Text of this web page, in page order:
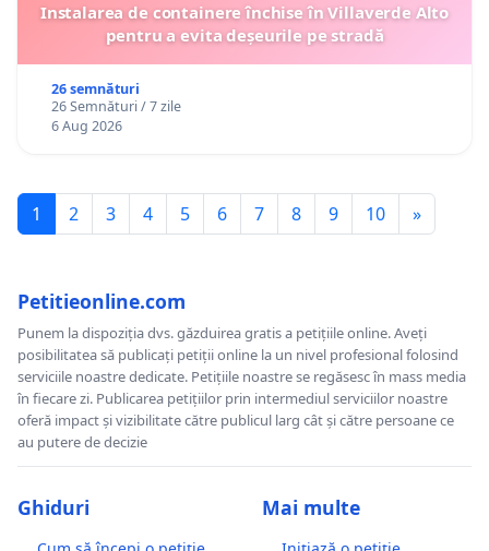
Instalarea de containere închise în Villaverde Alto
pentru a evita deșeurile pe stradă
26 semnături
26 Semnături / 7 zile
6 Aug 2026
1 2 3 4 5 6 7 8 9 10 »
Petitieonline.com
Punem la dispoziția dvs. găzduirea gratis a petițiile online. Aveți
posibilitatea să publicați petiții online la un nivel profesional folosind
serviciile noastre dedicate. Petițiile noastre se regăsesc în mass media
în fiecare zi. Publicarea petițiilor prin intermediul serviciilor noastre
oferă impact și vizibilitate către publicul larg cât și către persoane ce
au putere de decizie
Ghiduri Mai multe